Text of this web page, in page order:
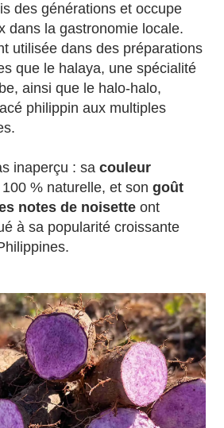
des générations et occupe
dans la gastronomie locale.
utilisée dans des préparations
que le halaya, une spécialité
ainsi que le halo-halo,
philippin aux multiples
inaperçu : sacouleur
100 % naturelle, et songoût
notes de noisette ont
à sa popularité croissante